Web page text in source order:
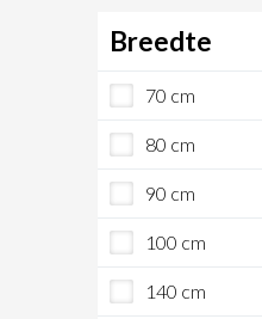
Breedte
70 cm
80 cm
90 cm
100 cm
140 cm